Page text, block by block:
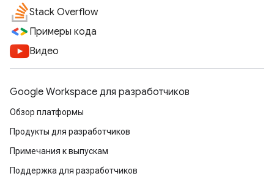
Stack Overflow
Примеры кода
Видео
Google Workspace для разработчиков
Обзор платформы
Продукты для разработчиков
Примечания к выпускам
Поддержка для разработчиков